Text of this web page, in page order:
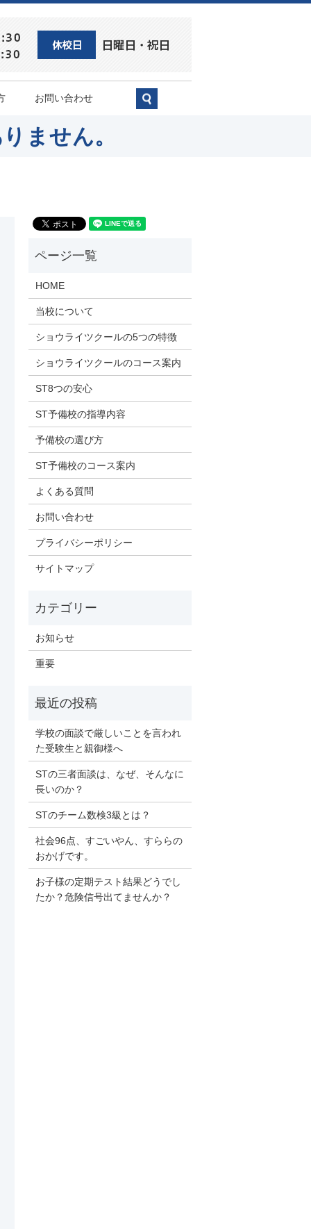
お問い合わせ
search
ません。
HOME
当校について
ショウライツクールの5つの特徴
ショウライツクールのコース案内
ST8つの安心
ST予備校の指導内容
予備校の選び方
ST予備校のコース案内
よくある質問
お問い合わせ
プライバシーポリシー
サイトマップ
お知らせ
重要
学校の面談で厳しいことを言われ
た受験生と親御様へ
STの三者面談は、なぜ、そんなに
長いのか？
STのチーム数検3級とは？
社会96点、すごいやん、すららの
おかげです。
お子様の定期テスト結果どうでし
たか？危険信号出てませんか？